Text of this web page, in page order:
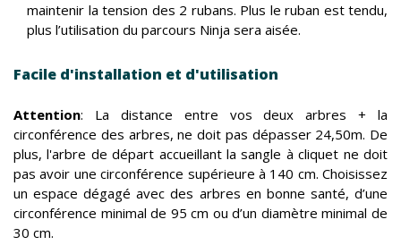
maintenir la tension des 2 rubans. Plus le ruban est tendu,
plus l’utilisation du parcours Ninja sera aisée.
Facile d'installation et d'utilisation
Attention: La distance entre vos deux arbres + la
circonférence des arbres, ne doit pas dépasser 24,50m. De
plus, l'arbre de départ accueillant la sangle à cliquet ne doit
pas avoir une circonférence supérieure à 140 cm. Choisissez
un espace dégagé avec des arbres en bonne santé, d’une
circonférence minimal de 95 cm ou d’un diamètre minimal de
30 cm.